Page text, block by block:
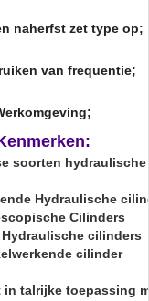
naherfst zet type op;
van frequentie;
soorten
Hydraulische
Cilinders
cilinders
cilinder
talrijke toepassing